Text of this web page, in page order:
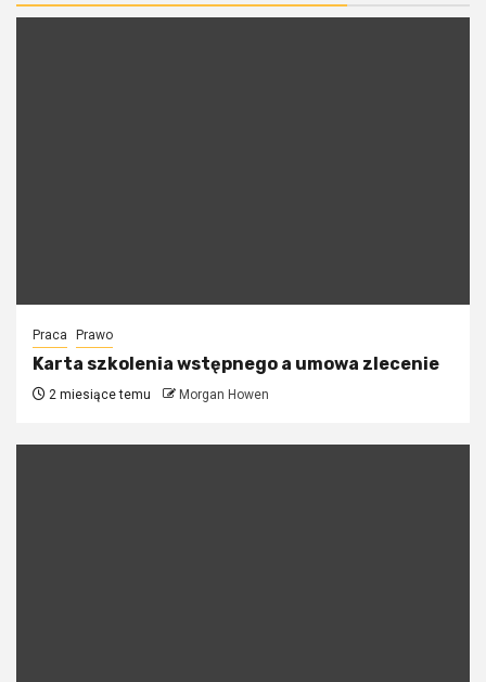
Praca Prawo
Karta szkolenia wstępnego a umowa zlecenie
2 miesiące temu Morgan Howen